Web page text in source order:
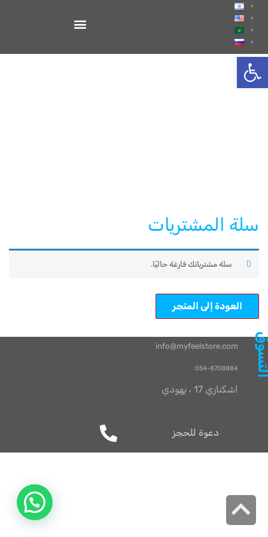
Open toolbar
سلة المشتريات
سلة مشترياتك فارغة حاليًا.
العودة إلى المتجر
info@myfeelstore.com
054-8708884
اشكنازي 17 ، يهودي
دعوة للحجز
انتقال
إلى